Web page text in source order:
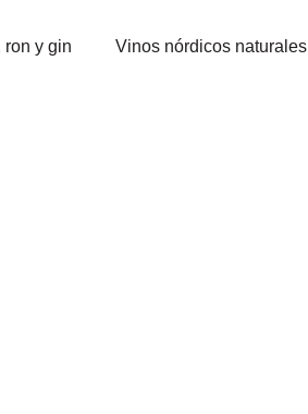
ron y gin Vinos nórdicos naturales